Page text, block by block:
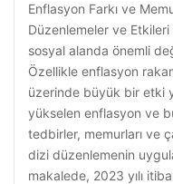
Enflasyon Farkı ve
Düzenlemeler ve Etkileri
sosyal alanda önemli
Özellikle enflasyon
üzerinde büyük bir etki
yükselen enflasyon ve
tedbirler, memurları ve
dizi düzenlemenin
makalede, 2023 yılı